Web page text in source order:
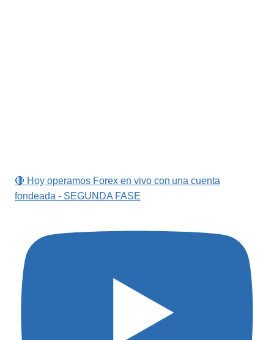
🔴 Hoy operamos Forex en vivo con una cuenta
fondeada - SEGUNDA FASE